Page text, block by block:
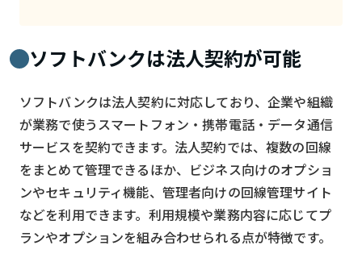
ソフトバンクは法人契約が可能
ソフトバンクは法人契約に対応しており、企業や組織
が業務で使うスマートフォン・携帯電話・データ通信
サービスを契約できます。法人契約では、複数の回線
をまとめて管理できるほか、ビジネス向けのオプショ
ンやセキュリティ機能、管理者向けの回線管理サイト
などを利用できます。利用規模や業務内容に応じてプ
ランやオプションを組み合わせられる点が特徴です。